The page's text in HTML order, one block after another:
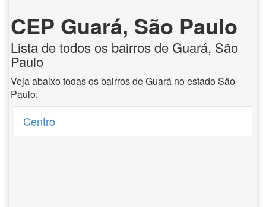
CEP Guará, São Paulo
Lista de todos os bairros de Guará, São
Paulo
Veja abaixo todas os bairros de Guará no estado São
Paulo:
Centro